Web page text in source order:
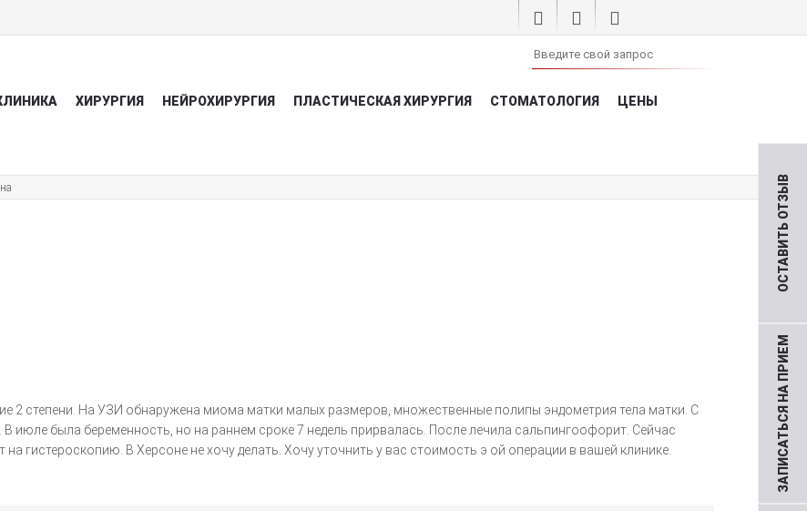
ХИРУРГИЯ НЕЙРОХИРУРГИЯ ПЛАСТИЧЕСКАЯ ХИРУРГИЯ СТОМАТОЛОГИЯ ЦЕНЫ
ЗАПИСАТЬСЯ НА ПРИЕМ
ОСТАВИТЬ ОТЗЫВ
2 степени. На УЗИ обнаружена миома матки малых размеров, множественные полипы эндометрия тела матки. С
июле была беременность, но на раннем сроке 7 недель прирвалась. После лечила сальпингоофорит. Сейчас
гистероскопию. В Херсоне не хочу делать. Хочу уточнить у вас стоимость э ой операции в вашей клинике.